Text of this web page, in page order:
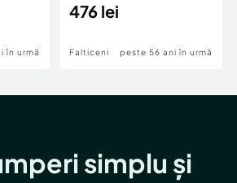
în urmă
Motorina 2016
476 lei
Falticeni peste 56 ani în urmă
simplu și